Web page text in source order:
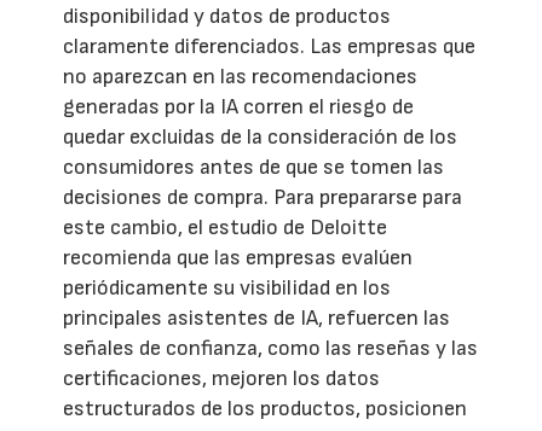
disponibilidad y datos de productos
claramente diferenciados. Las empresas que
no aparezcan en las recomendaciones
generadas por la IA corren el riesgo de
quedar excluidas de la consideración de los
consumidores antes de que se tomen las
decisiones de compra. Para prepararse para
este cambio, el estudio de Deloitte
recomienda que las empresas evalúen
periódicamente su visibilidad en los
principales asistentes de IA, refuercen las
señales de confianza, como las reseñas y las
certificaciones, mejoren los datos
estructurados de los productos, posicionen